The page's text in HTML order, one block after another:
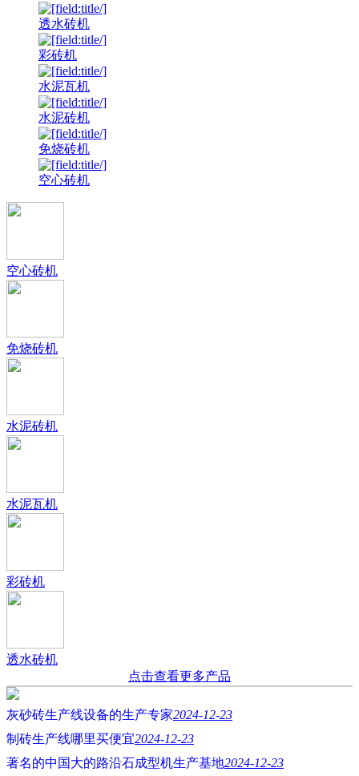
透水砖机
彩砖机
水泥瓦机
水泥砖机
免烧砖机
空心砖机
空心砖机
免烧砖机
水泥砖机
水泥瓦机
彩砖机
透水砖机
点击查看更多产品
灰砂砖生产线设备的生产专家2024-12-23
制砖生产线哪里买便宜2024-12-23
著名的中国大的路沿石成型机生产基地2024-12-23